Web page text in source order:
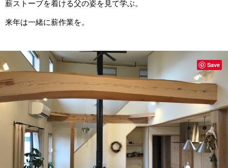
薪ストーブを着ける父の姿を見て学ぶ。
来年は一緒に薪作業を。
Save